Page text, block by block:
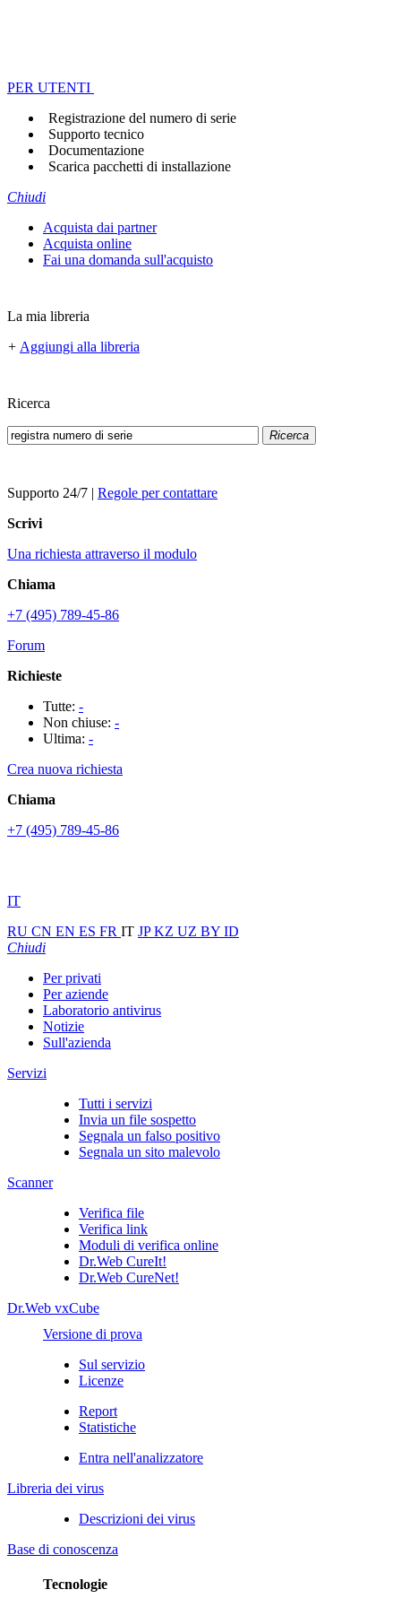
PER UTENTI
Registrazione del numero di serie
Supporto tecnico
Documentazione
Scarica pacchetti di installazione
Chiudi
Acquista dai partner
Acquista online
Fai una domanda sull'acquisto
La mia libreria
+ Aggiungi alla libreria
Ricerca
Ricerca
Supporto 24/7 | Regole per contattare
Scrivi
Una richiesta attraverso il modulo
Chiama
+7 (495) 789-45-86
Forum
Richieste
Tutte: -
Non chiuse: -
Ultima: -
Crea nuova richiesta
Chiama
+7 (495) 789-45-86
IT
RU CN EN ES FR IT JPKZ UZ BY ID
Chiudi
Per privati
Per aziende
Laboratorio antivirus
Notizie
Sull'azienda
Servizi
Tutti i servizi
Invia un file sospetto
Segnala un falso positivo
Segnala un sito malevolo
Scanner
Verifica file
Verifica link
Moduli di verifica online
Dr.Web CureIt!
Dr.Web CureNet!
Dr.Web vxCube
Versione di prova
Sul servizio
Licenze
Report
Statistiche
Entra nell'analizzatore
Libreria dei virus
Descrizioni dei virus
Base di conoscenza
Tecnologie